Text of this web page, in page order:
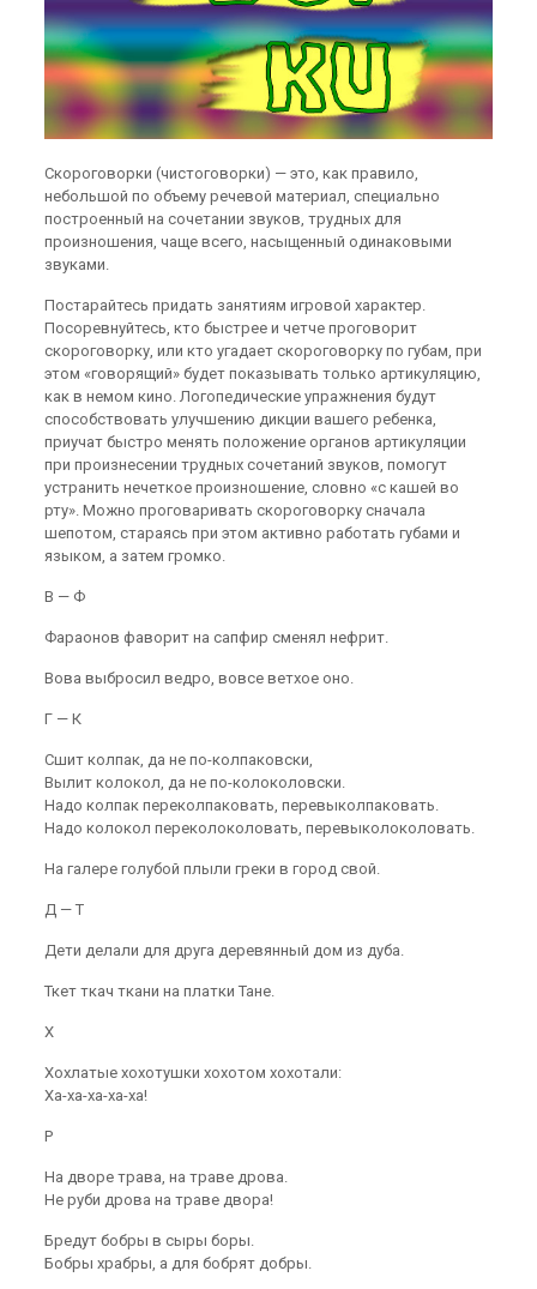
Скороговорки (чистоговорки) — это, как правило,
небольшой по объему речевой материал, специально
построенный на сочетании звуков, трудных для
произношения, чаще всего, насыщенный одинаковыми
звуками.
Постарайтесь придать занятиям игровой характер.
Посоревнуйтесь, кто быстрее и четче проговорит
скороговорку, или кто угадает скороговорку по губам, при
этом «говорящий» будет показывать только артикуляцию,
как в немом кино. Логопедические упражнения будут
способствовать улучшению дикции вашего ребенка,
приучат быстро менять положение органов артикуляции
при произнесении трудных сочетаний звуков, помогут
устранить нечеткое произношение, словно «с кашей во
рту». Можно проговаривать скороговорку сначала
шепотом, стараясь при этом активно работать губами и
языком, а затем громко.
В — Ф
Фараонов фаворит на сапфир сменял нефрит.
Вова выбросил ведро, вовсе ветхое оно.
Г — К
Сшит колпак, да не по-колпаковски,
Вылит колокол, да не по-колоколовски.
Надо колпак переколпаковать, перевыколпаковать.
Надо колокол переколоколовать, перевыколоколовать.
На галере голубой плыли греки в город свой.
Д — Т
Дети делали для друга деревянный дом из дуба.
Ткет ткач ткани на платки Тане.
X
Хохлатые хохотушки хохотом хохотали:
Ха-ха-ха-ха-ха!
Р
На дворе трава, на траве дрова.
Не руби дрова на траве двора!
Бредут бобры в сыры боры.
Бобры храбры, а для бобрят добры.